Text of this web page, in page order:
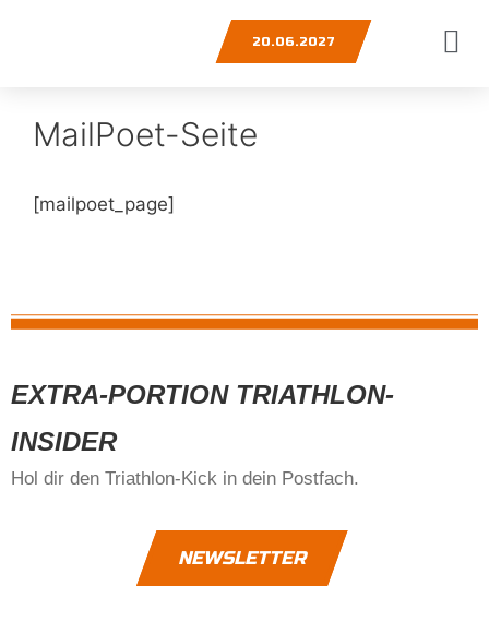
20.06.2027
MailPoet-Seite
[mailpoet_page]
EXTRA-PORTION TRIATHLON-
INSIDER
Hol dir den Triathlon-Kick in dein Postfach.
NEWSLETTER